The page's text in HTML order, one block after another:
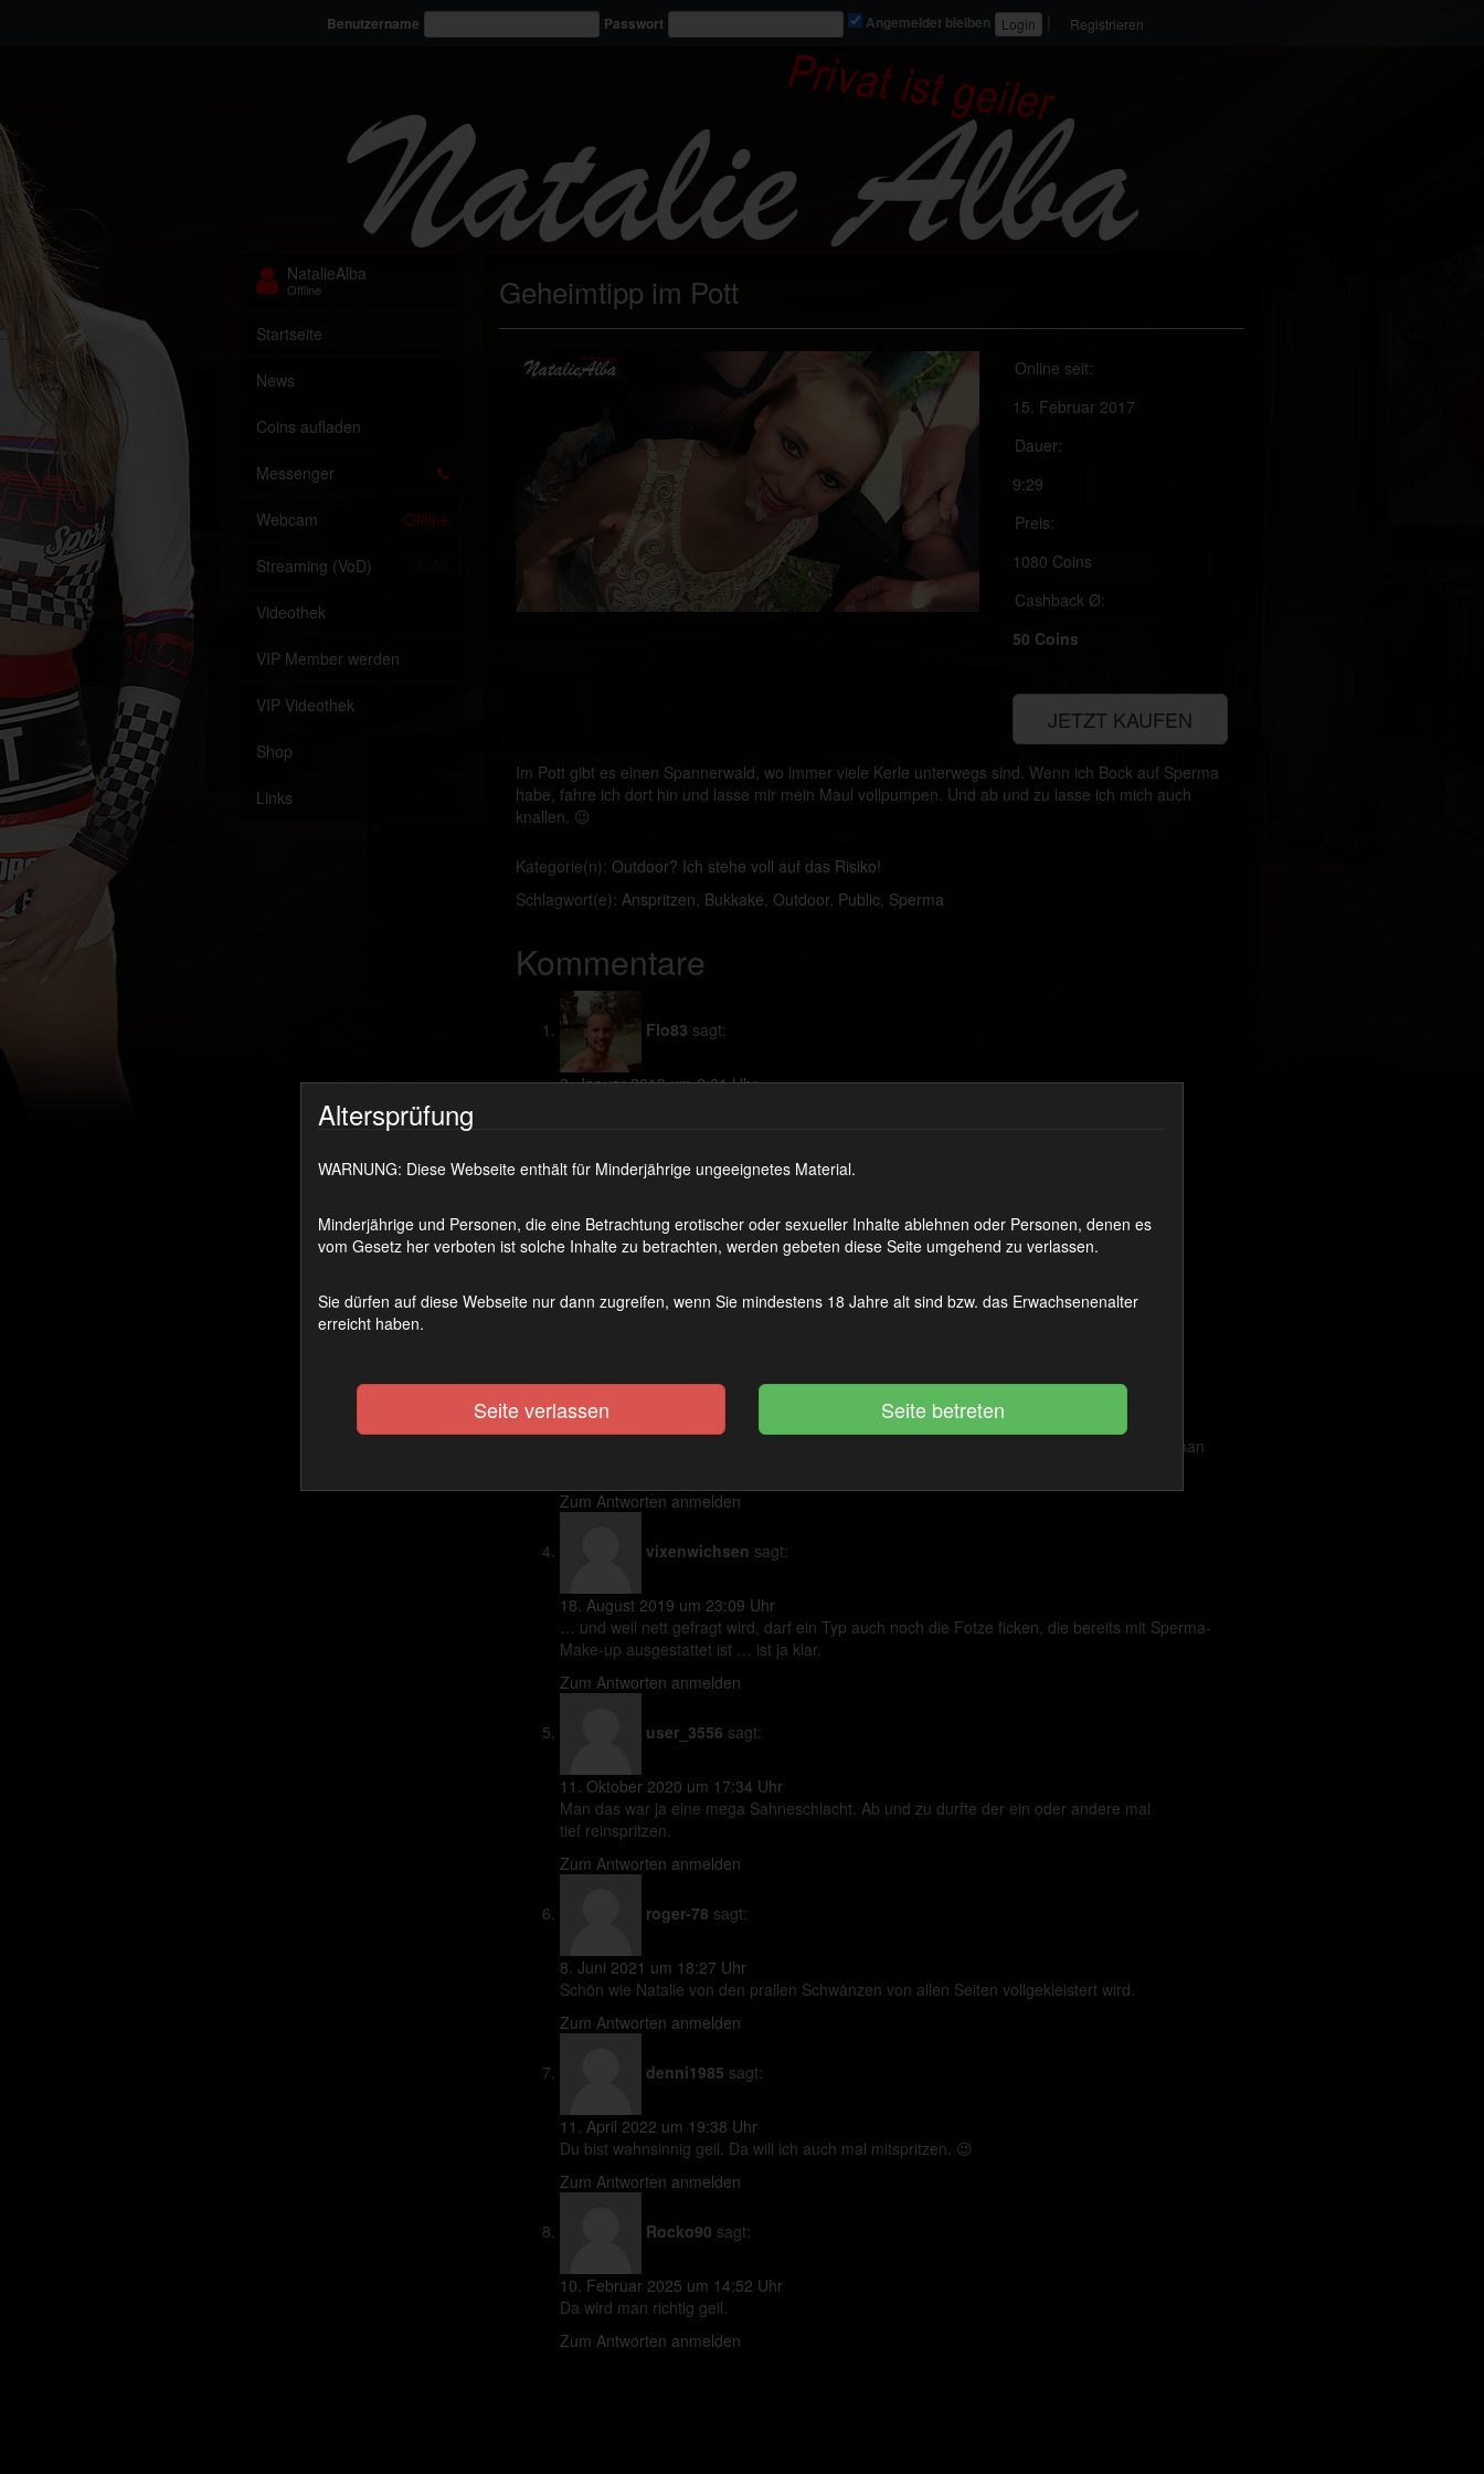
Benutzername Passwort Angemeldet bleiben Registrieren
NatalieAlba
Offline
Startseite
News
Coins aufladen
Messenger
Webcam Offline
Streaming (VoD)
Videothek
VIP Member werden
VIP Videothek
Shop
Links
Geheimtipp im Pott
Online seit:
15. Februar 2017
Dauer:
9:29
Preis:
1080 Coins
Cashback Ø:
50 Coins
JETZT KAUFEN
Im Pott gibt es einen Spannerwald, wo immer viele Kerle unterwegs sind. Wenn ich Bock auf Sperma
habe, fahre ich dort hin und lasse mir mein Maul vollpumpen. Und ab und zu lasse ich mich auch
knallen. 😉
Kategorie(n): Outdoor? Ich stehe voll auf das Risiko!
Schlagwort(e): Anspritzen, Bukkake, Outdoor, Public, Sperma
Kommentare
Flo83 sagt:
2. Januar 2019 um 2:01 Uhr
29. Juli 2019 um 19:47 Uhr
Zum Antworten anmelden
18. August 2019 um 23:00 Uhr
Das perfekt geschminkte Gesicht und das hübsche Leibchen mit Spitze werden übel mit
Sperma zugesaut – dazu das immer nette und offene Lächeln von Natalie. Hierzu sollte man
Zum Antworten anmelden
vixenwichsen sagt:
18. August 2019 um 23:09 Uhr
… und weil nett gefragt wird, darf ein Typ auch noch die Fotze ficken, die bereits mit Sperma-
Make-up ausgestattet ist … ist ja klar.
Zum Antworten anmelden
user_3556 sagt:
11. Oktober 2020 um 17:34 Uhr
Man das war ja eine mega Sahneschlacht. Ab und zu durfte der ein oder andere mal
tief reinspritzen.
Zum Antworten anmelden
roger-78 sagt:
8. Juni 2021 um 18:27 Uhr
Schön wie Natalie von den prallen Schwänzen von allen Seiten vollgekleistert wird.
Zum Antworten anmelden
denni1985 sagt:
11. April 2022 um 19:38 Uhr
Du bist wahnsinnig geil. Da will ich auch mal mitspritzen. 😉
Zum Antworten anmelden
Rocko90 sagt:
10. Februar 2025 um 14:52 Uhr
Da wird man richtig geil.
Zum Antworten anmelden
Altersprüfung
WARNUNG: Diese Webseite enthält für Minderjährige ungeeignetes Material.
Minderjährige und Personen, die eine Betrachtung erotischer oder sexueller Inhalte ablehnen oder Personen, denen es
vom Gesetz her verboten ist solche Inhalte zu betrachten, werden gebeten diese Seite umgehend zu verlassen.
Sie dürfen auf diese Webseite nur dann zugreifen, wenn Sie mindestens 18 Jahre alt sind bzw. das Erwachsenenalter
erreicht haben.
Seite verlassen